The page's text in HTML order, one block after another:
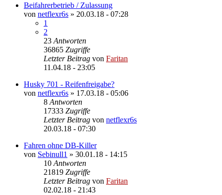
Beifahrerbetrieb / Zulassung
von netflexr6s » 20.03.18 - 07:28
1
2
23 Antworten
36865 Zugriffe
Letzter Beitrag von Faritan
11.04.18 - 23:05
Husky 701 - Reifenfreigabe?
von netflexr6s » 17.03.18 - 05:06
8 Antworten
17333 Zugriffe
Letzter Beitrag von netflexr6s
20.03.18 - 07:30
Fahren ohne DB-Killer
von Sebinull1 » 30.01.18 - 14:15
10 Antworten
21819 Zugriffe
Letzter Beitrag von Faritan
02.02.18 - 21:43